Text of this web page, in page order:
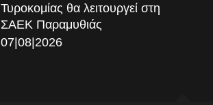
Τυροκομίας θα λειτουργεί στη
ΣΑΕΚ Παραμυθιάς
07|08|2026